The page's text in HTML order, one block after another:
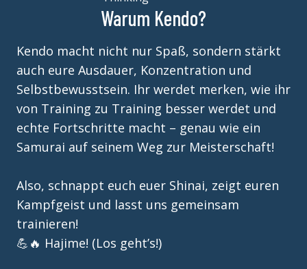
Warum Kendo?
Kendo macht nicht nur Spaß, sondern stärkt
auch eure Ausdauer, Konzentration und
Selbstbewusstsein. Ihr werdet merken, wie ihr
von Training zu Training besser werdet und
echte Fortschritte macht – genau wie ein
Samurai auf seinem Weg zur Meisterschaft!
Also, schnappt euch euer Shinai, zeigt euren
Kampfgeist und lasst uns gemeinsam
trainieren!
💪🔥 Hajime! (Los geht’s!)